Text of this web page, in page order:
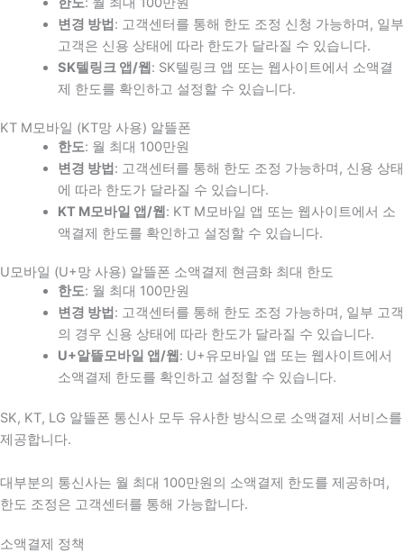
변경 방법 : 고객센터를 통해 한도 조정 신청 가능하며, 일부
고객은 신용 상태에 따라 한도가 달라질 수 있습니다.
SK텔링크 앱/웹 : SK텔링크 앱 또는 웹사이트에서 소액결
제 한도를 확인하고 설정할 수 있습니다.
KT M모바일 (KT망 사용) 알뜰폰
한도: 월 최대 100만원
변경 방법 : 고객센터를 통해 한도 조정 가능하며, 신용 상태
에 따라 한도가 달라질 수 있습니다.
KT M모바일 앱/웹 : KT M모바일 앱 또는 웹사이트에서 소
액결제 한도를 확인하고 설정할 수 있습니다.
U모바일 (U+망 사용) 알뜰폰 소액결제 현금화 최대 한도
한도: 월 최대 100만원
변경 방법 : 고객센터를 통해 한도 조정 가능하며, 일부 고객
의 경우 신용 상태에 따라 한도가 달라질 수 있습니다.
U+알뜰모바일 앱/웹 : U+유모바일 앱 또는 웹사이트에서
소액결제 한도를 확인하고 설정할 수 있습니다.
SK, KT, LG 알뜰폰 통신사 모두 유사한 방식으로 소액결제 서비스를
제공합니다.
대부분의 통신사는 월 최대 100만원의 소액결제 한도를 제공하며,
한도 조정은 고객센터를 통해 가능합니다.
소액결제 정책